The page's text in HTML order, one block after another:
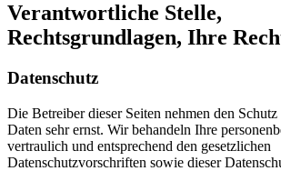
Verantwortliche Stelle,
Rechtsgrundlagen, Ihre
Datenschutz
Die Betreiber dieser Seiten nehmen den
Daten sehr ernst. Wir behandeln Ihre
vertraulich und entsprechend den gesetzlichen
Datenschutzvorschriften sowie dieser